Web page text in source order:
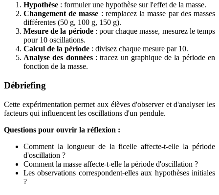
Hypothèse : formuler une hypothèse sur l'effet de la masse.
Changement de masse : remplacez la masse par des masses
différentes (50 g, 100 g, 150 g).
Mesure de la période: pour chaque masse, mesurez le temps
pour 10 oscillations.
Calcul de la période : divisez chaque mesure par 10.
Analyse des données: tracez un graphique de la période en
fonction de la masse.
Débriefing
Cette expérimentation permet aux élèves d'observer et d'analyser les
facteurs qui influencent les oscillations d'un pendule.
Questions pour ouvrir la réflexion :
Comment la longueur de la ficelle affecte-t-elle la période
d'oscillation ?
Comment la masse affecte-t-elle la période d'oscillation ?
Les observations correspondent-elles aux hypothèses initiales
?